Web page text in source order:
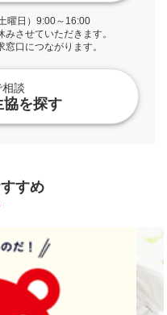
曜日）9:00～16:00
させていただきます。
口につながります。
談
協を探す
すめ